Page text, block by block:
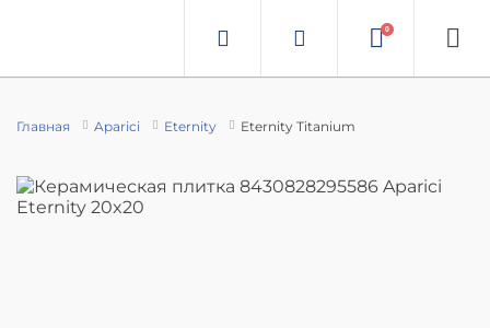
0
Главная Aparici Eternity Eternity Titanium